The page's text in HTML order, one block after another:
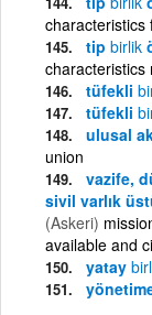
characteristics
tip birlik
characteristics
tüfekli
tüfekli
ulusal
union
vazife,
sivil varlık
(Askeri)
available and
yatay